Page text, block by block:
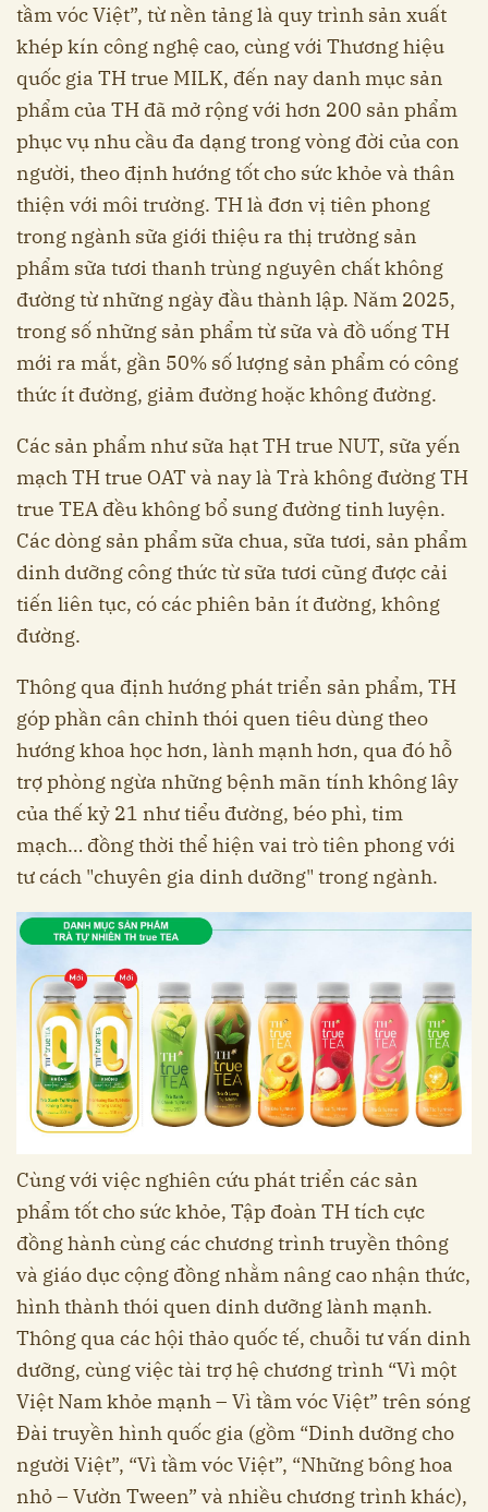
tầm vóc Việt”, từ nền tảng là quy trình sản xuất
khép kín công nghệ cao, cùng với Thương hiệu
quốc gia TH true MILK, đến nay danh mục sản
phẩm của TH đã mở rộng với hơn 200 sản phẩm
phục vụ nhu cầu đa dạng trong vòng đời của con
người, theo định hướng tốt cho sức khỏe và thân
thiện với môi trường. TH là đơn vị tiên phong
trong ngành sữa giới thiệu ra thị trường sản
phẩm sữa tươi thanh trùng nguyên chất không
đường từ những ngày đầu thành lập. Năm 2025,
trong số những sản phẩm từ sữa và đồ uống TH
mới ra mắt, gần 50% số lượng sản phẩm có công
thức ít đường, giảm đường hoặc không đường.
Các sản phẩm như sữa hạt TH true NUT, sữa yến
mạch TH true OAT và nay là Trà không đường TH
true TEA đều không bổ sung đường tinh luyện.
Các dòng sản phẩm sữa chua, sữa tươi, sản phẩm
dinh dưỡng công thức từ sữa tươi cũng được cải
tiến liên tục, có các phiên bản ít đường, không
đường.
Thông qua định hướng phát triển sản phẩm, TH
góp phần cân chỉnh thói quen tiêu dùng theo
hướng khoa học hơn, lành mạnh hơn, qua đó hỗ
trợ phòng ngừa những bệnh mãn tính không lây
của thế kỷ 21 như tiểu đường, béo phì, tim
mạch… đồng thời thể hiện vai trò tiên phong với
tư cách "chuyên gia dinh dưỡng" trong ngành.
Cùng với việc nghiên cứu phát triển các sản
phẩm tốt cho sức khỏe, Tập đoàn TH tích cực
đồng hành cùng các chương trình truyền thông
và giáo dục cộng đồng nhằm nâng cao nhận thức,
hình thành thói quen dinh dưỡng lành mạnh.
Thông qua các hội thảo quốc tế, chuỗi tư vấn dinh
dưỡng, cùng việc tài trợ hệ chương trình “Vì một
Việt Nam khỏe mạnh – Vì tầm vóc Việt” trên sóng
Đài truyền hình quốc gia (gồm “Dinh dưỡng cho
người Việt”, “Vì tầm vóc Việt”, “Những bông hoa
nhỏ – Vườn Tween” và nhiều chương trình khác),